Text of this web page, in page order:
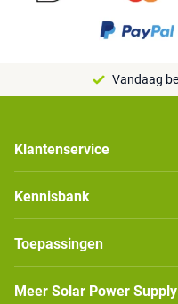
Vandaag
Klantenservice
Kennisbank
Toepassingen
Meer Solar Power Supply